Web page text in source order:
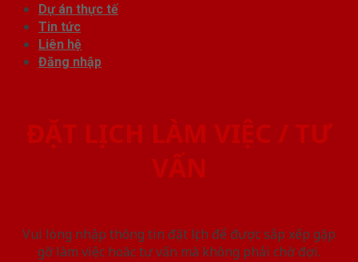
Dự án thực tế
Tin tức
Liên hệ
Đăng nhập
ĐẶT LỊCH LÀM VIỆC / TƯ
VẤN
Vui lòng nhập thông tin đặt lịch để được sắp xếp gặp
gỡ làm việc hoăc tư vấn mà không phải chờ đợi.